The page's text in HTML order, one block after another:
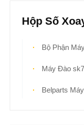
Hộp Số
Bộ Phận Máy Đào
Máy Đào sk75-8
Belparts Máy Đào